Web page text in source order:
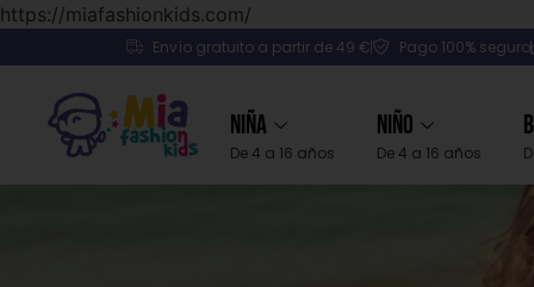
https://miafashionkids.com/
Envío gratuito a partir de 49 € Pago 100% seguro
Niña
De 4 a 16 años
Niño
De 4 a 16 años